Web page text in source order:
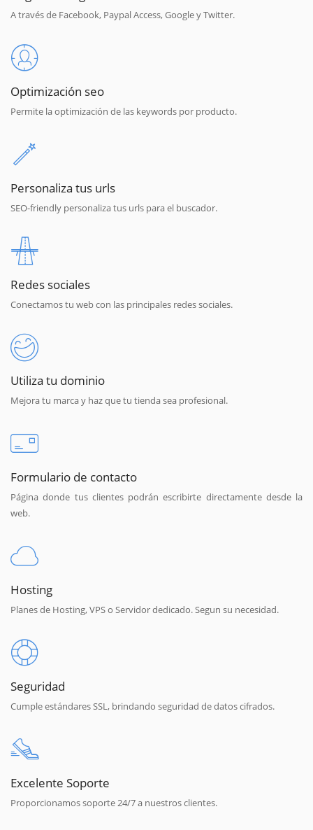
A través de Facebook, Paypal Access, Google y Twitter.
Optimización seo
Permite la optimización de las keywords por producto.
Personaliza tus urls
SEO-friendly personaliza tus urls para el buscador.
Redes sociales
Conectamos tu web con las principales redes sociales.
Utiliza tu dominio
Mejora tu marca y haz que tu tienda sea profesional.
Formulario de contacto
Página donde tus clientes podrán escribirte directamente desde la
web.
Hosting
Planes de Hosting, VPS o Servidor dedicado. Segun su necesidad.
Seguridad
Cumple estándares SSL, brindando seguridad de datos cifrados.
Excelente Soporte
Proporcionamos soporte 24/7 a nuestros clientes.